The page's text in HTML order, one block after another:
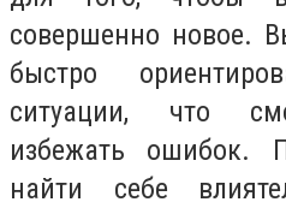
совершенно новое.
быстро
ситуации, что
избежать ошибок.
найти себе